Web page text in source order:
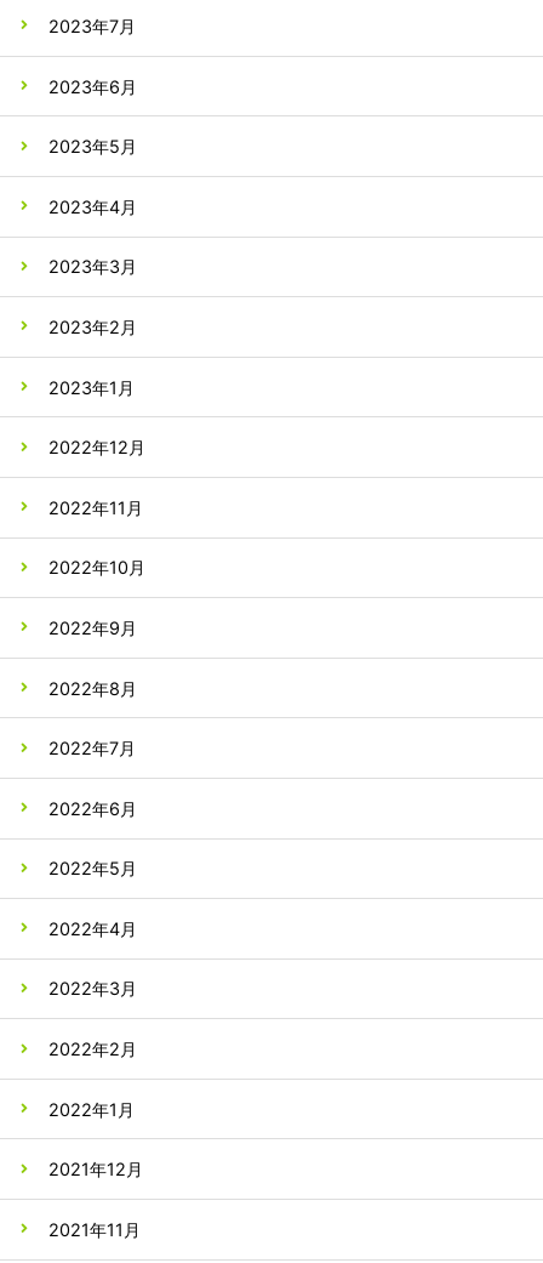
2023年7月
2023年6月
2023年5月
2023年4月
2023年3月
2023年2月
2023年1月
2022年12月
2022年11月
2022年10月
2022年9月
2022年8月
2022年7月
2022年6月
2022年5月
2022年4月
2022年3月
2022年2月
2022年1月
2021年12月
2021年11月